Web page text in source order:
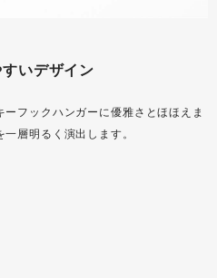
いデザイン
フックハンガーに優雅さとほほえま
層明るく演出します。